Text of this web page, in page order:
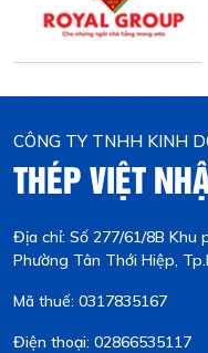
CÔNG TY TNHH KINH
THÉP VIỆT
Địa chỉ: Số 277/61/8B Khu
Phường Tân Thới Hiệp,
Mã thuế: 0317835167
Điện thoại: 02866535117